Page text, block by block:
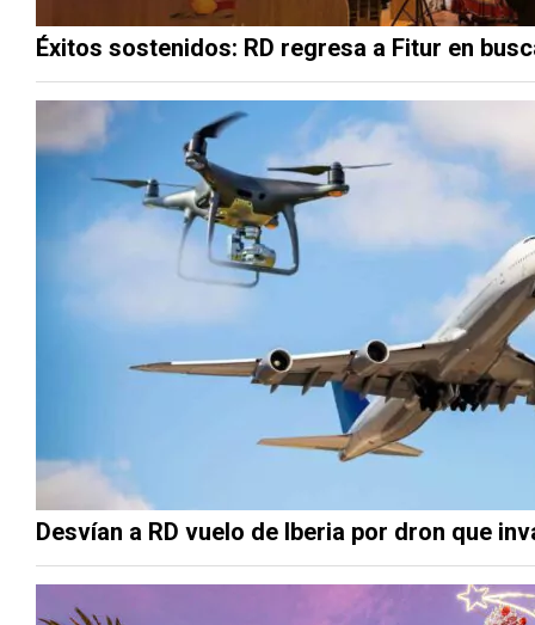
Éxitos sostenidos: RD regresa a Fitur en
Desvían a RD vuelo de Iberia por dron que